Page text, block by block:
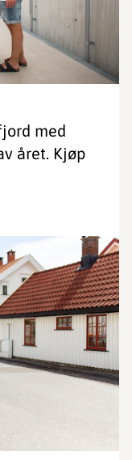
med
året. Kjøp